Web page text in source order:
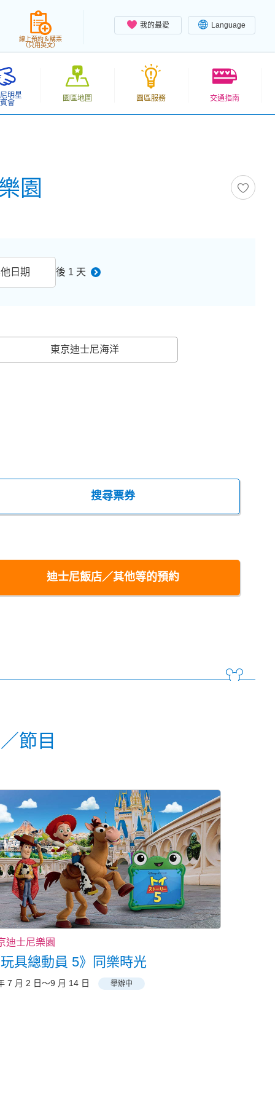
我的最愛 Language
線上預約＆購票
（只用英文）
明星
會
園區地圖 園區服務 交通指南
園
日期 後 1 天
東京迪士尼海洋
搜尋票券
迪士尼飯店／其他等的預約
節目
迪士尼樂園
具總動員 5》同樂時光
7 月 2 日～9 月 14 日 舉辦中